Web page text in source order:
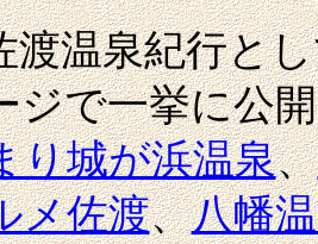
温泉紀行とし
ジで一挙に公
り城が浜温泉、
メ佐渡、八幡